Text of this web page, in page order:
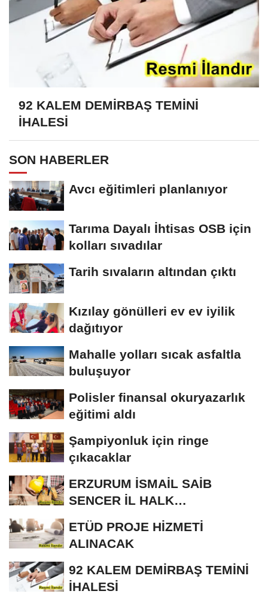
92 KALEM DEMİRBAŞ TEMİNİ
İHALESİ
SON HABERLER
Avcı eğitimleri planlanıyor
Tarıma Dayalı İhtisas OSB için
kolları sıvadılar
Tarih sıvaların altından çıktı
Kızılay gönülleri ev ev iyilik
dağıtıyor
Mahalle yolları sıcak asfaltla
buluşuyor
Polisler finansal okuryazarlık
eğitimi aldı
Şampiyonluk için ringe
çıkacaklar
ERZURUM İSMAİL SAİB
SENCER İL HALK
KÜTÜPHANESİ BAKIM VE
ONARIM...
ETÜD PROJE HİZMETİ
ALINACAK
92 KALEM DEMİRBAŞ TEMİNİ
İHALESİ